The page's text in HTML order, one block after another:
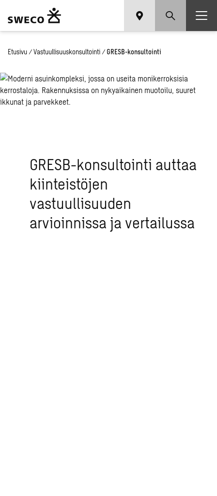
Etusivu / Vastuullisuuskonsultointi / GRESB-konsultointi
GRESB-konsultointi auttaa
kiinteistöjen
vastuullisuuden
arvioinnissa ja vertailussa